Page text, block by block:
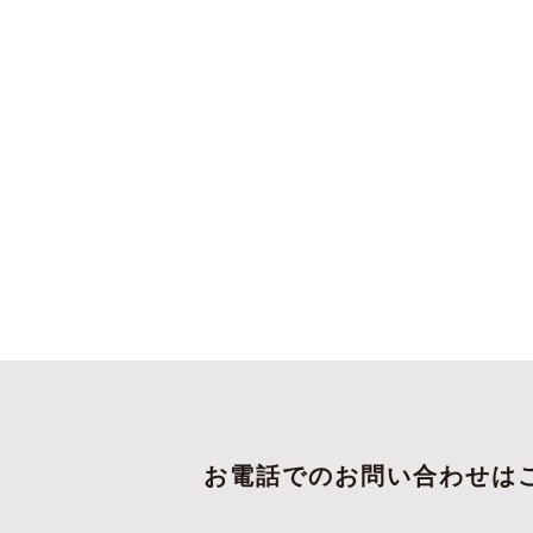
お電話でのお問い合わせは